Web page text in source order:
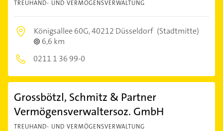
TREUHAND- UND VERMÖGENSVERWALTUNG
Königsallee 60G,40212 Düsseldorf (Stadtmitte)
6,6 km
0211 1 36 99-0
Grossbötzl, Schmitz & Partner
Vermögensverwaltersoz. GmbH
TREUHAND- UND VERMÖGENSVERWALTUNG